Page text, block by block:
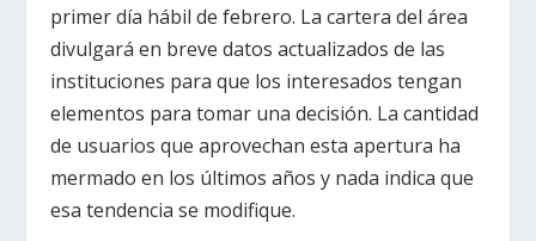
primer día hábil de febrero. La cartera del área
divulgará en breve datos actualizados de las
instituciones para que los interesados tengan
elementos para tomar una decisión. La cantidad
de usuarios que aprovechan esta apertura ha
mermado en los últimos años y nada indica que
esa tendencia se modifique.